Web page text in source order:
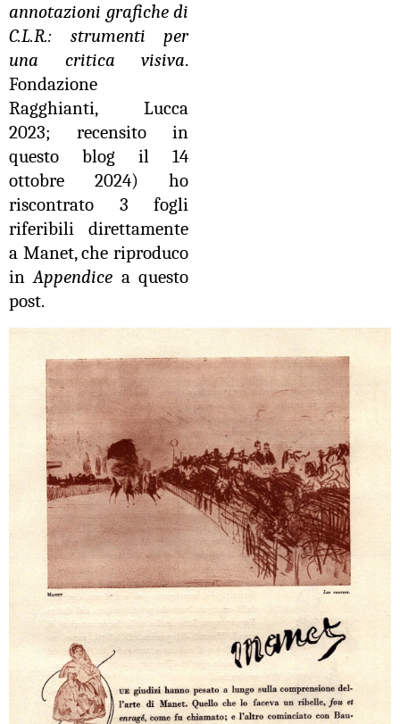
annotazioni grafiche di
C.L.R.: strumenti per
una critica visiva.
Fondazione
Ragghianti, Lucca
2023; recensito in
questo blog il 14
ottobre 2024) ho
riscontrato 3 fogli
riferibili direttamente
a Manet, che riproduco
inAppendice a questo
post.